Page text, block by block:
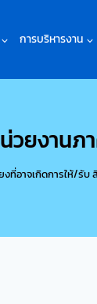
การบริหารงาน
วยงาน
งที่อาจเกิดการให้/รั